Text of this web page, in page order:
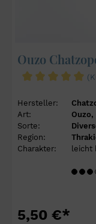
Ouzo
Hersteller:
Art:
Ouzo,
Sorte:
Region:
Charakter:
leicht
5,50 €*